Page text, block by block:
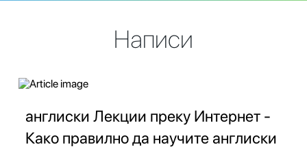
Написи
англиски Лекции преку Интернет -
Како правилно да научите англиски